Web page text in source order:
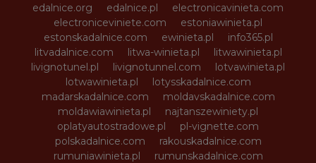
edalnice.org
edalnice.pl
electronicavinieta.com
electroniceviniete.com
estoniawinieta.pl
estonskadalnice.com
ewinieta.pl
info365.pl
litvadalnice.com
litwa-winieta.pl
litwawinieta.pl
livignotunel.pl
livignotunnel.com
lotvawinieta.pl
lotwawinieta.pl
lotysskadalnice.com
madarskadalnice.com
moldavskadalnice.com
moldawiawinieta.pl
najtanszewiniety.pl
oplatyautostradowe.pl
pl-vignette.com
polskadalnice.com
rakouskadalnice.com
rumuniawinieta.pl
rumunskadalnice.com